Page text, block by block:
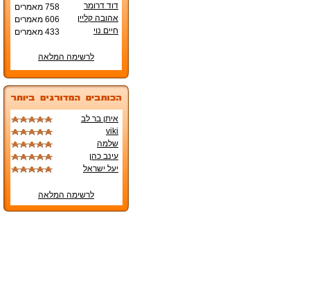
דוד דרומר
758 מאמרים
אהובה קליין
606 מאמרים
חיים נוי
433 מאמרים
לרשימה המלאה
איתן בר לב
viki
שלמה
עינב כהן
יעל ישראל
לרשימה המלאה